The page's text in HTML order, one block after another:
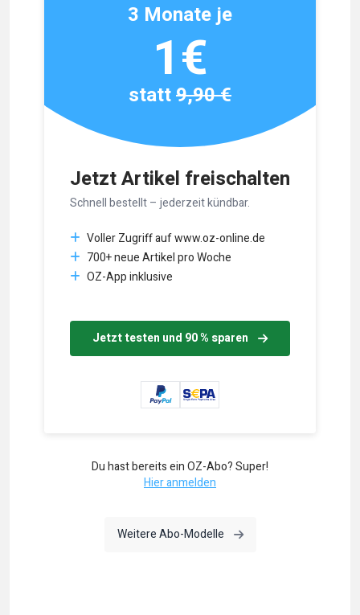
Jetzt Artikel freischalten
Schnell bestellt – jederzeit kündbar.
Voller Zugriff auf www.oz-online.de
700+ neue Artikel pro Woche
OZ-App inklusive
Jetzt testen und 90 % sparen
3 Monate je
1€
statt9,90 €
Du hast bereits ein OZ-Abo? Super!
Hier anmelden
Weitere Abo-Modelle